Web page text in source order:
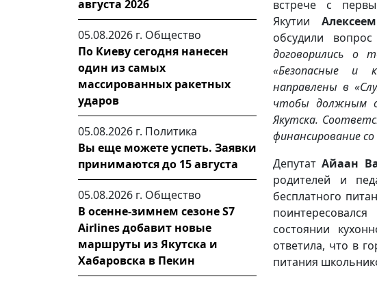
августа 2026
05.08.2026 г. Общество
По Киеву сегодня нанесен
один из самых
массированных ракетных
ударов
05.08.2026 г. Политика
Вы еще можете успеть. Заявки
принимаются до 15 августа
05.08.2026 г. Общество
В осенне-зимнем сезоне S7
Airlines добавит новые
маршруты из Якутска и
Хабаровска в Пекин
встрече с
Якутии
обсудили вопрос
договорились о
«Безопасные и
направлены в
чтобы должным
Якутска.
финансирование
Депутат Айаан
родителей и
бесплатного
состоянии
ответила, что в
питания